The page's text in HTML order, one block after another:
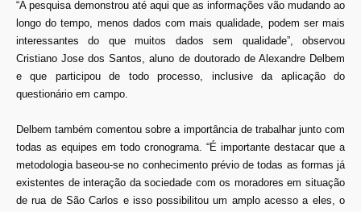
“A pesquisa demonstrou até aqui que as informações vão mudando ao
longo do tempo, menos dados com mais qualidade, podem ser mais
interessantes do que muitos dados sem qualidade”, observou
Cristiano Jose dos Santos, aluno de doutorado de Alexandre Delbem
e que participou de todo processo, inclusive da aplicação do
questionário em campo.
Delbem também comentou sobre a importância de trabalhar junto com
todas as equipes em todo cronograma. “É importante destacar que a
metodologia baseou-se no conhecimento prévio de todas as formas já
existentes de interação da sociedade com os moradores em situação
de rua de São Carlos e isso possibilitou um amplo acesso a eles, o